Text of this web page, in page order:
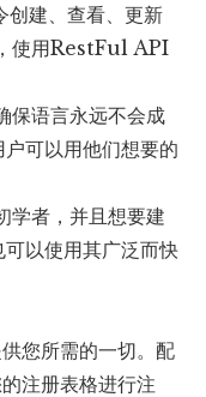
建、查看、更新
使用RestFul API
保语言永远不会成
可以用他们想要的
学者，并且想要建
以使用其广泛而快
您所需的一切。配
注册表格进行注